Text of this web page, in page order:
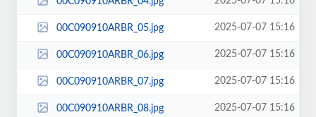
00C090910ARBR_05.jpg 2025-07-07 15:16
00C090910ARBR_06.jpg 2025-07-07 15:16
00C090910ARBR_07.jpg 2025-07-07 15:16
00C090910ARBR_08.jpg 2025-07-07 15:16